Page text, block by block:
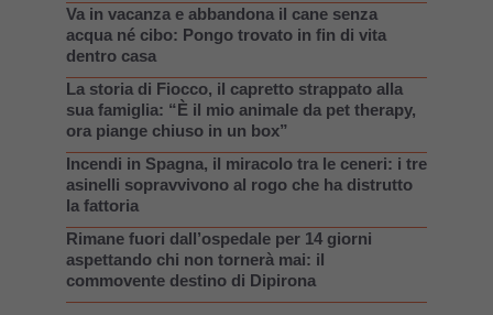
Va in vacanza e abbandona il cane senza
acqua né cibo: Pongo trovato in fin di vita
dentro casa
La storia di Fiocco, il capretto strappato alla
sua famiglia: “È il mio animale da pet therapy,
ora piange chiuso in un box”
Incendi in Spagna, il miracolo tra le ceneri: i tre
asinelli sopravvivono al rogo che ha distrutto
la fattoria
Rimane fuori dall’ospedale per 14 giorni
aspettando chi non tornerà mai: il
commovente destino di Dipirona